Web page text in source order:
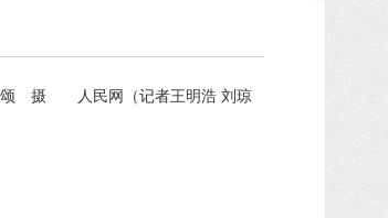
王颂 摄 人民网（记者王明浩 刘琼